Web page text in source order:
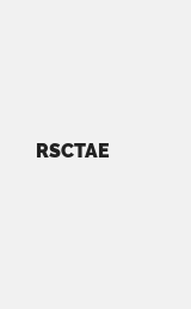
RSCTAE